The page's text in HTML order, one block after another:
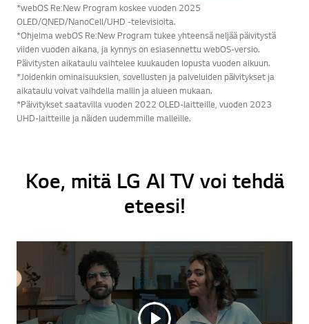
*webOS Re:New Program koskee vuoden 2025
OLED/QNED/NanoCell/UHD -televisioita.
*Ohjelma webOS Re:New Program tukee yhteensä neljää päivitystä
viiden vuoden aikana, ja kynnys on esiasennettu webOS-versio.
Päivitysten aikataulu vaihtelee kuukauden lopusta vuoden alkuun.
*Joidenkin ominaisuuksien, sovellusten ja palveluiden päivitykset ja
aikataulu voivat vaihdella mallin ja alueen mukaan.
*Päivitykset saatavilla vuoden 2022 OLED-laitteille, vuoden 2023
UHD-laitteille ja näiden uudemmille malleille.
Koe, mitä LG AI TV voi tehdä
eteesi!